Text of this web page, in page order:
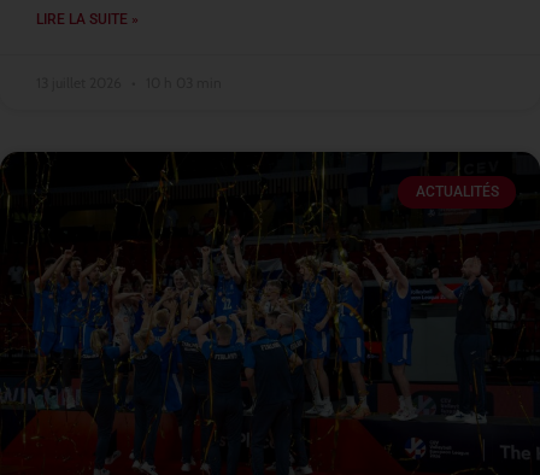
LIRE LA SUITE »
ACTUALITÉS